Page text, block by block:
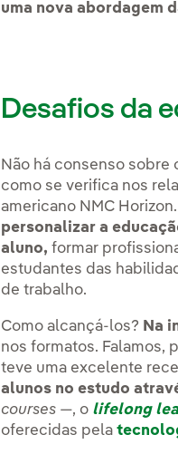
uma nova abordagem
Desafios da
Não há consenso sobre
como se verifica nos
americano NMC
personalizar a
aluno, formar
estudantes das
de trabalho.
Como alcançá-los? Na
nos formatos. Falamos,
teve uma excelente
alunos no estudo
courses —, o lifelong
oferecidas pela